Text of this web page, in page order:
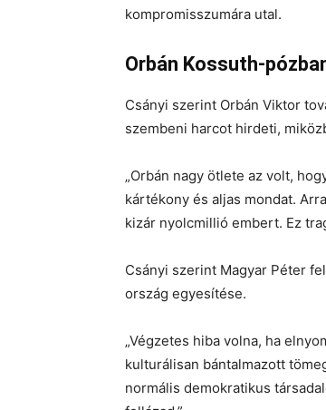
kompromisszumára utal.
Orbán
Csányi szerint Orbán Viktor
szembeni harcot hirdeti,
„Orbán nagy ötlete az volt,
kártékony és aljas mondat.
kizár nyolcmillió embert. Ez
Csányi szerint Magyar Péter
ország egyesítése.
„Végzetes hiba volna, ha
kulturálisan bántalmazott
normális demokratikus